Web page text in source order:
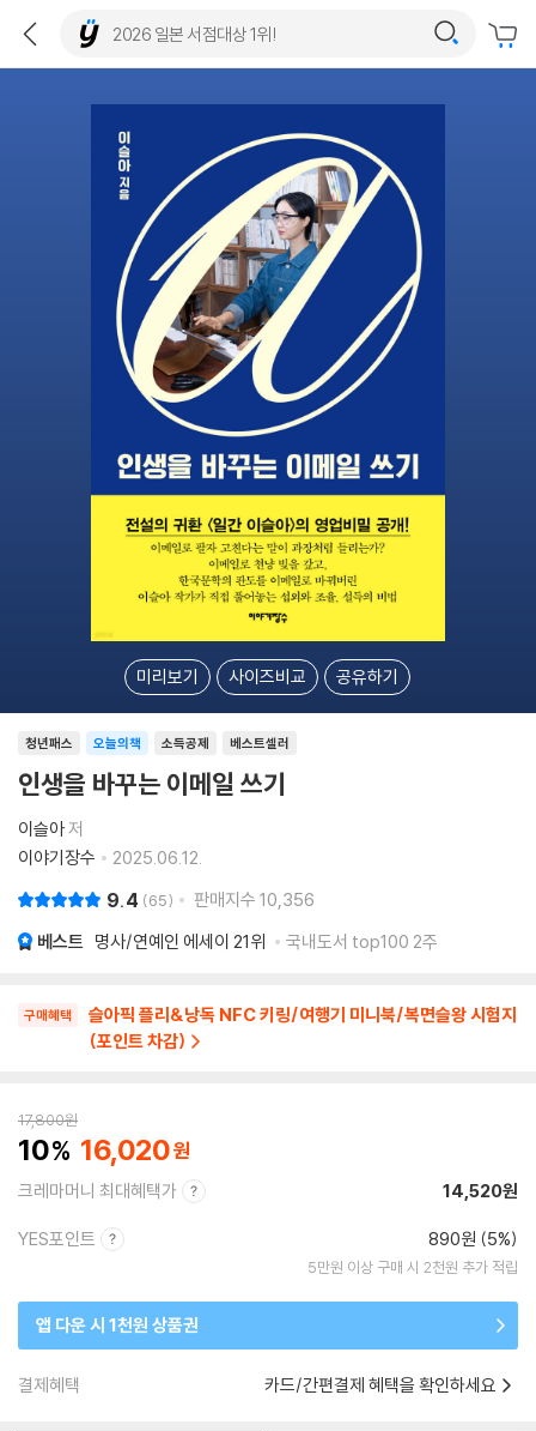
미리보기 사이즈비교 공유하기
소득공제 베스트셀러
청년패스 오늘의책
인생을 바꾸는 이메일 쓰기
이슬아저
이야기장수
2025.06.12.
9.4 65 판매지수 10,356
베스트 명사/연예인 에세이 21위 국내도서 top100 2주
구매혜택
슬아픽 플리&낭독 NFC 키링/여행기 미니북/복면슬왕 시험지
(포인트 차감)
17,800원
10 16,020
크레마머니 최대혜택가 14,520원
YES포인트 890원 (5%)
5만원 이상 구매 시 2천원 추가 적립
앱 다운 시 1천원 상품권
결제혜택 카드/간편결제 혜택을 확인하세요